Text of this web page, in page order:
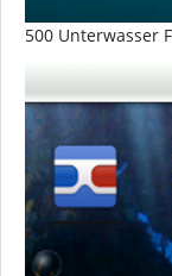
500 Unterwasser